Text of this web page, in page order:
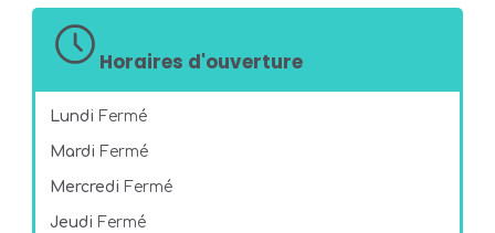
Horaires d'ouverture
Lundi Fermé
Mardi Fermé
Mercredi Fermé
Jeudi Fermé